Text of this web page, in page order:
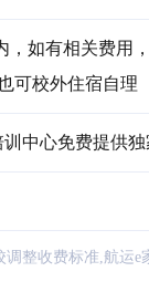
，如有相关费用
可校外住宿自理
训中心免费提供
整收费标准,航运